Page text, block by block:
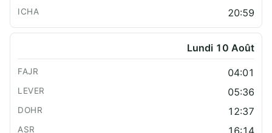
20:59
Lundi 10 Août
04:01
05:36
12:37
16:14